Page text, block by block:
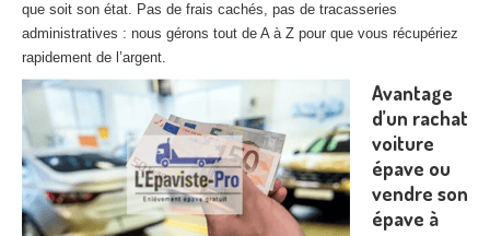
02– Aisne
les secteurs
CENTREVHU AGRÉE
Centreagréé VHU Paris 75 : casse auto avec destruction
Centreagréé VHU 77 : casse auto avec destruction
que soit son état. Pas de frais cachés, pas de tracasseries
administratives : nous gérons tout de A à Z pour que vous récupériez
rapidement de l’argent.
Avantage
d’un rachat
voiture
épave ou
vendre son
épave à